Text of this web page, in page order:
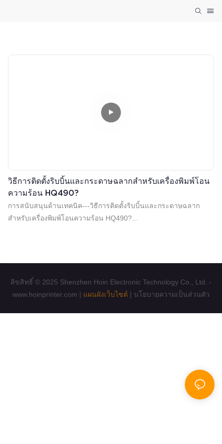
วิธีการติดตั้งริบบิ้นและกระดาษฉลากสำหรับเครื่องพิมพ์โอน
ความร้อน HQ490?
การสนับสนุนด้านเทคนิค---วิธีการติดตั้งริบบิ้นและกระดาษฉลาก
สำหรับเครื่องพิมพ์โอนความร้อน HQ490?
ลิขสิทธิ์ © 2025 Shenzhen Hoin Electronic Technology Co., Ltd. -
www.hoinprinter.com | แผนผังเว็บไซต์ | นโยบายความเป็นส่วนตัว